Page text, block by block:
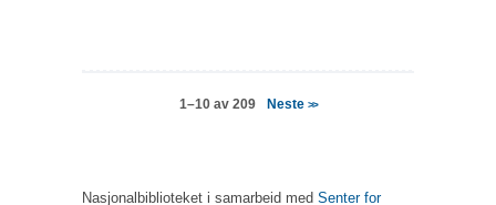
1–10 av 209 Neste >>
Nasjonalbiblioteket i samarbeid med Senter for